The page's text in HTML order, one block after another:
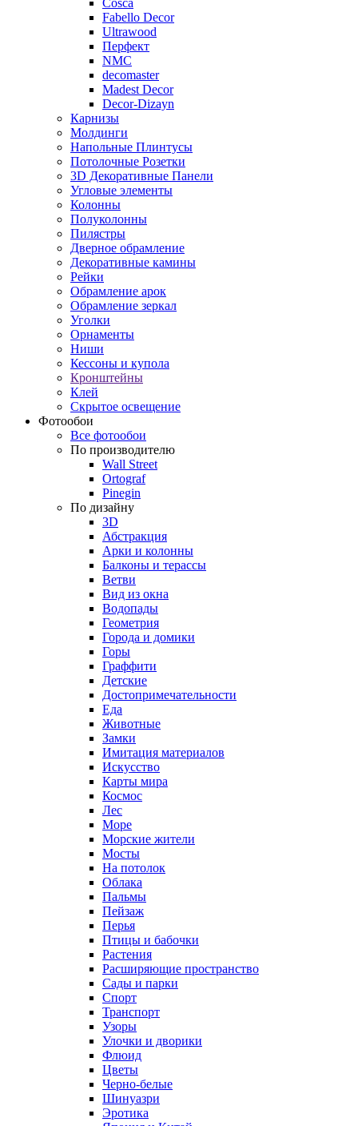
Cosca
Fabello Decor
Ultrawood
Перфект
NMC
decomaster
Madest Decor
Decor-Dizayn
Карнизы
Молдинги
Напольные Плинтусы
Потолочные Розетки
3D Декоративные Панели
Угловые элементы
Колонны
Полуколонны
Пилястры
Дверное обрамление
Декоративные камины
Рейки
Обрамление арок
Обрамление зеркал
Уголки
Орнаменты
Ниши
Кессоны и купола
Кронштейны
Клей
Скрытое освещение
Фотообои
Все фотообои
По производителю
Wall Street
Ortograf
Pinegin
По дизайну
3D
Абстракция
Арки и колонны
Балконы и терассы
Ветви
Вид из окна
Водопады
Геометрия
Города и домики
Горы
Граффити
Детские
Достопримечательности
Еда
Животные
Замки
Имитация материалов
Искусство
Карты мира
Космос
Лес
Море
Морские жители
Мосты
На потолок
Облака
Пальмы
Пейзаж
Перья
Птицы и бабочки
Растения
Расширяющие пространство
Сады и парки
Спорт
Транспорт
Узоры
Улочки и дворики
Флюид
Цветы
Черно-белые
Шинуазри
Эротика